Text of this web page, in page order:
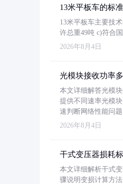
13米平板车的标
13米平板车主要技
许总重49吨 c)符合
2026年8月4日
光模块接收功率
本文详细解答光模
提供不同速率光模
速判断网络性能问题
2026年8月4日
干式变压器损耗
本文详细解析干式
骤说明变损计算方